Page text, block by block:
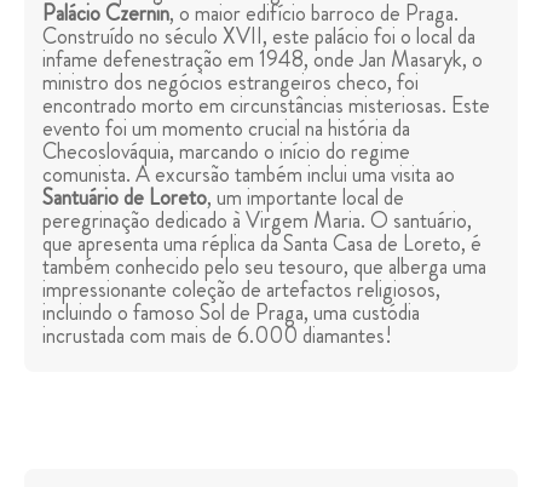
Palácio Czernin, o maior edifício barroco de Praga.
Construído no século XVII, este palácio foi o local da
infame defenestração em 1948, onde Jan Masaryk, o
ministro dos negócios estrangeiros checo, foi
encontrado morto em circunstâncias misteriosas. Este
evento foi um momento crucial na história da
Checoslováquia, marcando o início do regime
comunista. A excursão também inclui uma visita ao
Santuário de Loreto, um importante local de
peregrinação dedicado à Virgem Maria. O santuário,
que apresenta uma réplica da Santa Casa de Loreto, é
também conhecido pelo seu tesouro, que alberga uma
impressionante coleção de artefactos religiosos,
incluindo o famoso Sol de Praga, uma custódia
incrustada com mais de 6.000 diamantes!